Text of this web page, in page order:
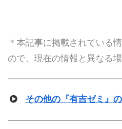
＊本記事に掲載されている
ので、現在の情報と異なる
その他の『有吉ゼミ』